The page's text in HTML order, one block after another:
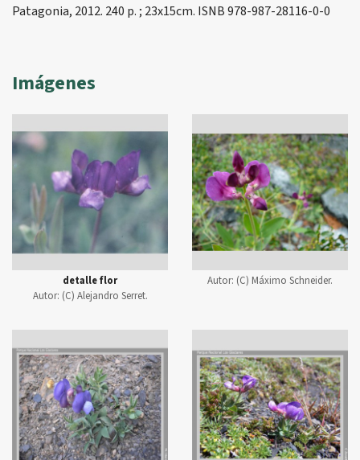
Patagonia, 2012. 240 p. ; 23x15cm. ISNB 978-987-28116-0-0
Imágenes
detalle flor
Autor: (C) Alejandro Serret.
Autor: (C) Máximo Schneider.